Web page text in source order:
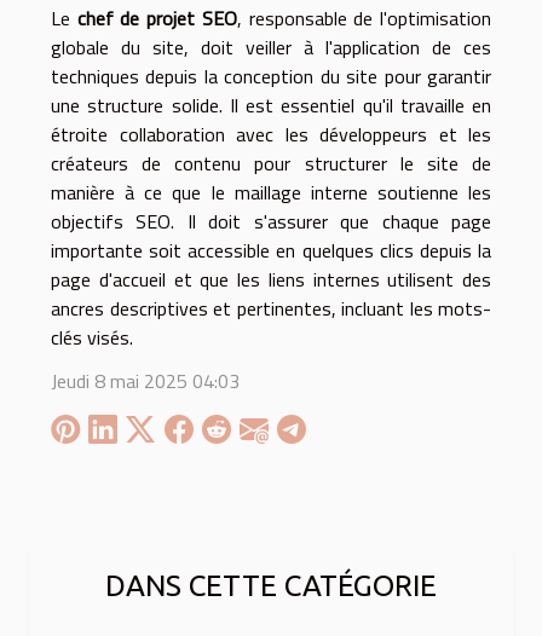
Le chef de projet SEO, responsable de l'optimisation
globale du site, doit veiller à l'application de ces
techniques depuis la conception du site pour garantir
une structure solide. Il est essentiel qu'il travaille en
étroite collaboration avec les développeurs et les
créateurs de contenu pour structurer le site de
manière à ce que le maillage interne soutienne les
objectifs SEO. Il doit s'assurer que chaque page
importante soit accessible en quelques clics depuis la
page d'accueil et que les liens internes utilisent des
ancres descriptives et pertinentes, incluant les mots-
clés visés.
Jeudi 8 mai 2025 04:03
DANS CETTE CATÉGORIE